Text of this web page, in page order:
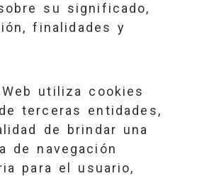
su significado,
finalidades y
utiliza cookies
terceras entidades,
de brindar una
de navegación
para el usuario,